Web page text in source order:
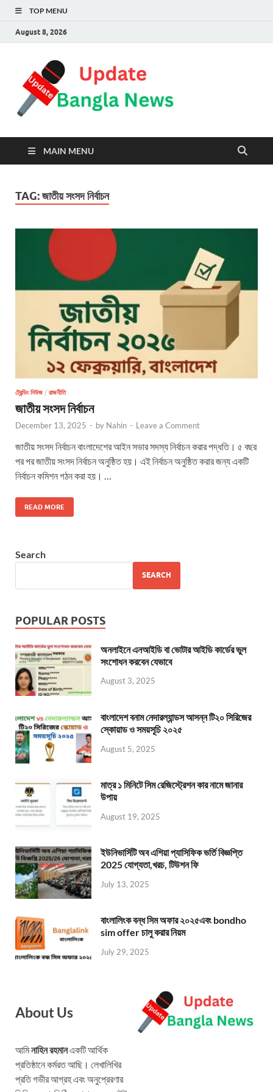
TOP MENU
August 8, 2026
News
MAIN MENU
TAG:জাতীয় সংসদ নির্বাচন
ট্রেন্ডিং নিউজ / রাজনীতি
জাতীয় সংসদ নির্বাচন
December 13, 2025 - by Nahin - Leave a Comment
জাতীয় সংসদ নির্বাচন বাংলাদেশের আইন সভার সদস্য নির্বাচন করার পদ্ধতি। ৫ বছর
পর পর জাতীয় সংসদ নির্বাচন অনুষ্ঠিত হয়। এই নির্বাচন অনুষ্ঠিত করার জন্য একটি
নির্বাচন কমিশন গঠন করা হয়। …
READ MORE
Search
SEARCH
POPULAR POSTS
অনলাইনে এনআইডি বা ভোটার আইডি কার্ডের ভুল
সংশোধন করবেন যেভাবে
August 3, 2025
বাংলাদেশ বনাম নেদারল্যান্ডস আসন্ন টি২০ সিরিজের
স্কোয়াড ও সময়সূচি ২০২৫
August 5, 2025
মাত্র ১ মিনিটে সিম রেজিস্ট্রেশন কার নামে জানার
উপায়
August 19, 2025
ইউনিভার্সিটি অব এশিয়া প্যাসিফিক ভর্তি বিজ্ঞপ্তি
2025 যোগ্যতা,খরচ, টিউশন ফি
July 13, 2025
বাংলালিংক বন্ধ সিম অফার ২০২৫এবং bondho
sim offer চালু করার নিয়ম
July 29, 2025
About Us
আমিনাহিন রহমানএকটি আর্থিক
প্রতিষ্ঠানে কর্মরত আছি। লেখালিখির
প্রতি গভীর আগ্রহ এবং অনুপ্রেরণার